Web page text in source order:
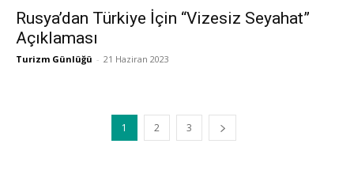
Rusya’dan Türkiye İçin “Vizesiz Seyahat”
Açıklaması
Turizm Günlüğü - 21 Haziran 2023
1 2 3